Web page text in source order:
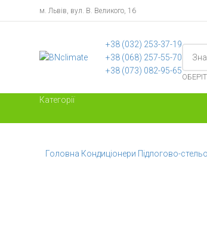
м. Львів, вул. В. Великого, 16
+38 ‎(032) 253-37-19
+38 (068) 257-55-70
+38 (073) 082-95-65
Категорії
Головна Кондиціонери Підлогово-